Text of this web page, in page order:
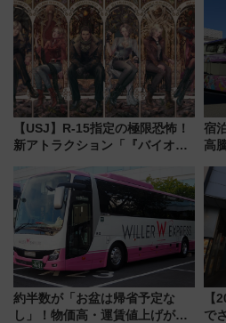
饅」、オムライス専門店「肉と
たまご」新グルメ続々登場！
【2026年8月】
【USJ】R-15指定の極限恐怖！
新アトラクション「『バイオハ
ブ」今秋登場 ―予測不能の恐
怖に泣き叫べ―
宿
高
し
ア
約半数が「お盆は帰省予定な
し」！物価高・運賃値上げが財
【
で